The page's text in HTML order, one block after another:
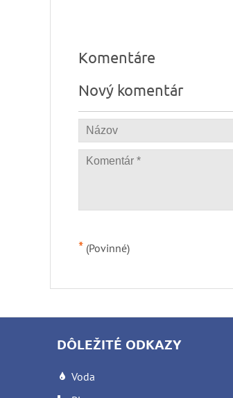
Komentáre
Nový komentár
* (Povinné)
DÔLEŽITÉ ODKAZY
Voda